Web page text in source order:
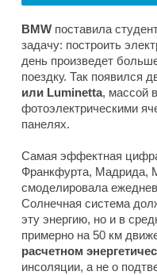
BMW поставила
задачу: построить
день произведет
поездку. Так появился
или Luminetta, массой
фотоэлектрическими
панелях.
Самая эффектная
Франкфурта, Мадрида,
смоделировала
Солнечная система
эту энергию, но и в
примерно на 50 км
расчетном
инсоляции, а не о